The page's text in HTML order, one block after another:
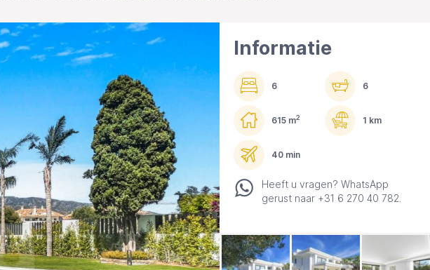
Informatie
6 6
615 m2 1 km
40 min
Heeft u vragen? WhatsApp
gerust naar +31 6 270 40 782.